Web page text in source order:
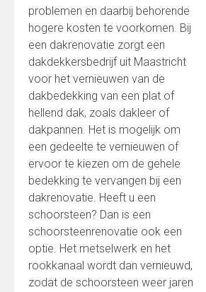
problemen en daarbij behorende
hogere kosten te voorkomen. Bij
een dakrenovatie zorgt een
dakdekkersbedrijf uit Maastricht
voor het vernieuwen van de
dakbedekking van een plat of
hellend dak, zoals dakleer of
dakpannen. Het is mogelijk om
een gedeelte te vernieuwen of
ervoor te kiezen om de gehele
bedekking te vervangen bij een
dakrenovatie. Heeft u een
schoorsteen? Dan is een
schoorsteenrenovatie ook een
optie. Het metselwerk en het
rookkanaal wordt dan vernieuwd,
zodat de schoorsteen weer jaren